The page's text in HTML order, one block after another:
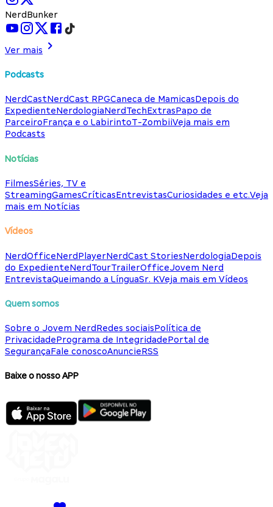
NerdBunker
Ver mais
Podcasts
NerdCastNerdCast RPGCaneca de MamicasDepois do
ExpedienteNerdologiaNerdTechExtrasPapo de
ParceiroFrança e o LabirintoT-ZombiiVeja mais em
Podcasts
Notícias
FilmesSéries, TV e
StreamingGamesCríticasEntrevistasCuriosidades e etc.Veja
mais em Notícias
Vídeos
NerdOfficeNerdPlayerNerdCast StoriesNerdologiaDepois
do ExpedienteNerdTourTrailerOfficeJovem Nerd
EntrevistaQueimando a LínguaSr. KVeja mais em Vídeos
Quem somos
Sobre o Jovem NerdRedes sociaisPolítica de
PrivacidadePrograma de IntegridadePortal de
SegurançaFale conoscoAnuncieRSS
Baixe o nosso APP